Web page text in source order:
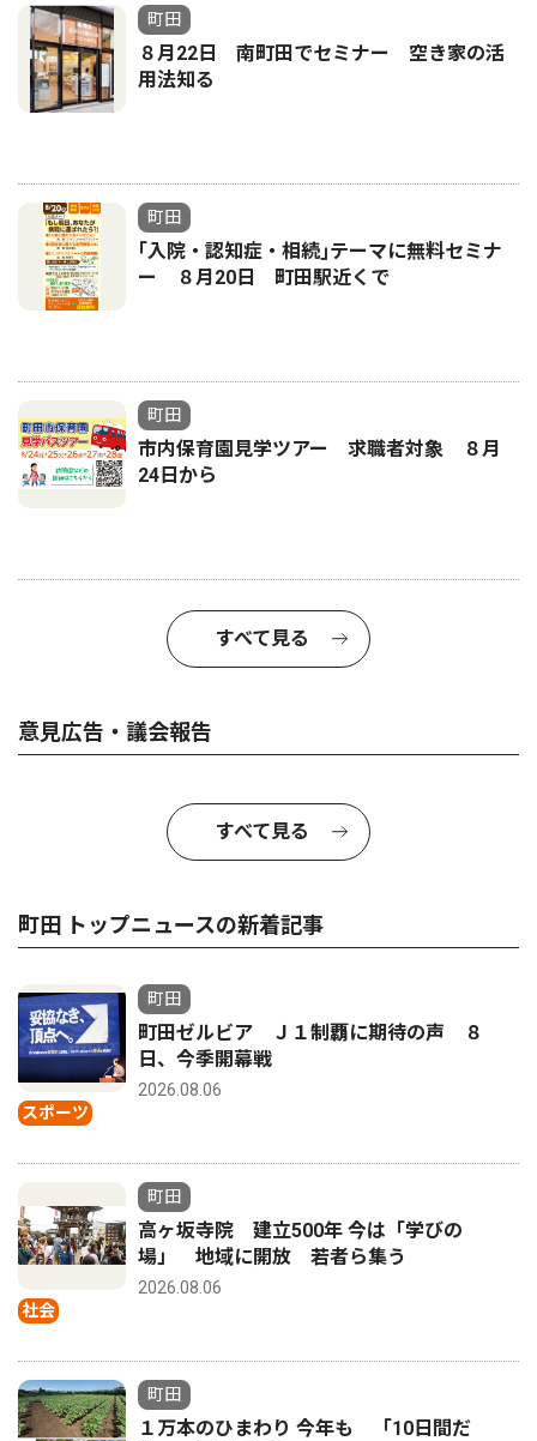
町田
８月22日 南町田でセミナー 空き家の活
用法知る
町田
｢入院・認知症・相続｣テーマに無料セミナ
ー ８月20日 町田駅近くで
町田
市内保育園見学ツアー 求職者対象 ８月
24日から
すべて見る
意見広告・議会報告
すべて見る
町田 トップニュースの新着記事
スポーツ
町田
町田ゼルビア Ｊ１制覇に期待の声 ８
日、今季開幕戦
2026.08.06
社会
町田
高ヶ坂寺院 建立500年 今は「学びの
場」 地域に開放 若者ら集う
2026.08.06
町田
１万本のひまわり 今年も 「10日間だ